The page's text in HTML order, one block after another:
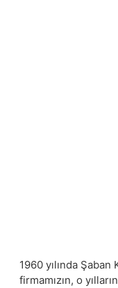
1960 yılında Şaban
firmamızın, o